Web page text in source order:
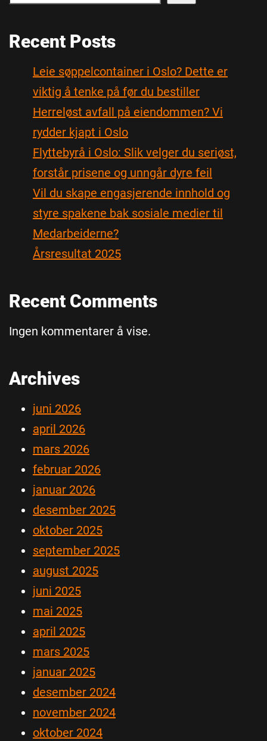
Recent Posts
Leie søppelcontainer i Oslo? Dette er
viktig å tenke på før du bestiller
Herreløst avfall på eiendommen? Vi
rydder kjapt i Oslo
Flyttebyrå i Oslo: Slik velger du seriøst,
forstår prisene og unngår dyre feil
Vil du skape engasjerende innhold og
styre spakene bak sosiale medier til
Medarbeiderne?
Årsresultat 2025
Recent Comments
Ingen kommentarer å vise.
Archives
juni 2026
april 2026
mars 2026
februar 2026
januar 2026
desember 2025
oktober 2025
september 2025
august 2025
juni 2025
mai 2025
april 2025
mars 2025
januar 2025
desember 2024
november 2024
oktober 2024